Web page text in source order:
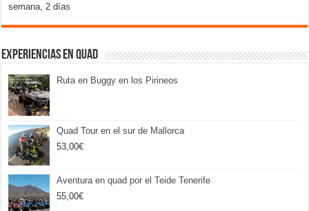
semana, 2 días
Experiencias en Quad
Ruta en Buggy en los Pirineos
Quad Tour en el sur de Mallorca
53,00€
Aventura en quad por el Teide Tenerife
55,00€